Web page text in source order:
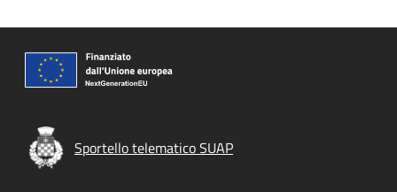
Sportello telematico SUAP